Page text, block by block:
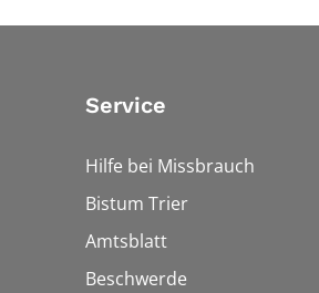
Service
Hilfe bei Missbrauch
Bistum Trier
Amtsblatt
Beschwerde